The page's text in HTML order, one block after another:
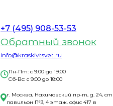
+7 (495) 908-53-53
Обратный звонок
info@kraskivtsvet.ru
Пн-Пт: с 9:00 до 19:00
Сб-Вс: с 9:00 до 18:00
г. Москва, Нахимовский пр-т, д. 24,
павильон №3, 4 этаж. офис 417 в